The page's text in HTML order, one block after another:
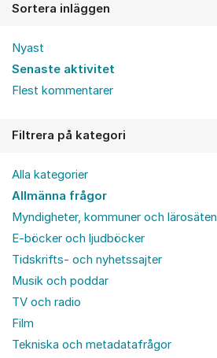
Sortera inläggen
Nyast
Senaste aktivitet
Flest kommentarer
Filtrera på kategori
Alla kategorier
Allmänna frågor
Myndigheter, kommuner och lärosäten
E-böcker och ljudböcker
Tidskrifts- och nyhetssajter
Musik och poddar
TV och radio
Film
Tekniska och metadatafrågor